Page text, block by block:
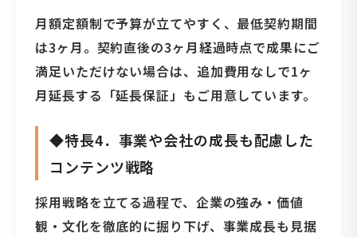
月額定額制で予算が立てやすく、最低契約期間
は3ヶ月。契約直後の3ヶ月経過時点で成果にご
満足いただけない場合は、追加費用なしで1ヶ
月延長する「延長保証」もご用意しています。
◆特長4．事業や会社の成長も配慮した
コンテンツ戦略
採用戦略を立てる過程で、企業の強み・価値
観・文化を徹底的に掘り下げ、事業成長も見据